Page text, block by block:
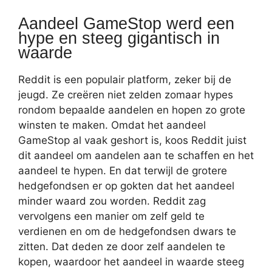
Aandeel GameStop werd een
hype en steeg gigantisch in
waarde
Reddit is een populair platform, zeker bij de
jeugd. Ze creëren niet zelden zomaar hypes
rondom bepaalde aandelen en hopen zo grote
winsten te maken. Omdat het aandeel
GameStop al vaak geshort is, koos Reddit juist
dit aandeel om aandelen aan te schaffen en het
aandeel te hypen. En dat terwijl de grotere
hedgefondsen er op gokten dat het aandeel
minder waard zou worden. Reddit zag
vervolgens een manier om zelf geld te
verdienen en om de hedgefondsen dwars te
zitten. Dat deden ze door zelf aandelen te
kopen, waardoor het aandeel in waarde steeg